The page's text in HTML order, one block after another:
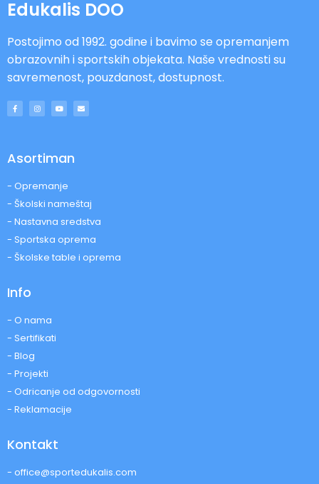
Edukalis DOO
Postojimo od 1992. godine i bavimo se opremanjem
obrazovnih i sportskih objekata. Naše vrednosti su
savremenost, pouzdanost, dostupnost.
Asortiman
- Opremanje
- Školski nameštaj
- Nastavna sredstva
- Sportska oprema
- Školske table i oprema
Info
- O nama
- Sertifikati
- Blog
- Projekti
- Odricanje od odgovornosti
- Reklamacije
Kontakt
- office@sportedukalis.com